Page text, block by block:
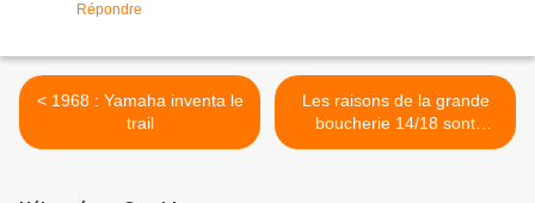
Répondre
< 1968 : Yamaha inventa le
trail
Les raisons de la grande
boucherie 14/18 sont
toujours là ! >